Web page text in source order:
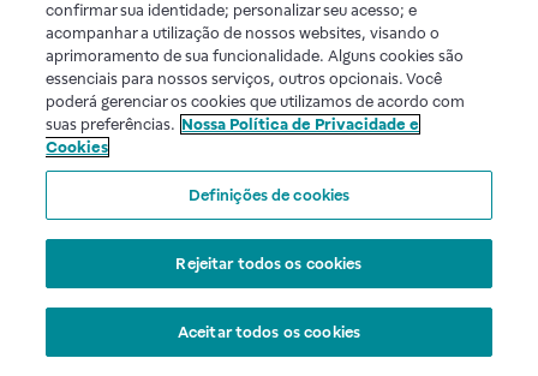
confirmar sua identidade; personalizar seu acesso; e
acompanhar a utilização de nossos websites, visando o
aprimoramento de sua funcionalidade. Alguns cookies são
essenciais para nossos serviços, outros opcionais. Você
poderá gerenciar os cookies que utilizamos de acordo com
suas preferências. Nossa Política de Privacidade e
Cookies
Definições de cookies
Rejeitar todos os cookies
Aceitar todos os cookies